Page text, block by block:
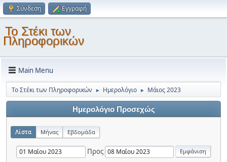
Σύνδεση Εγγραφή
Το Στέκι των
Πληροφορικών
Main Menu
Το Στέκι των Πληροφορικών ► Ημερολόγιο ► Μάιος 2023
Ημερολόγιο Προσεχώς
Λίστα Μήνας Εβδομάδα
Προς